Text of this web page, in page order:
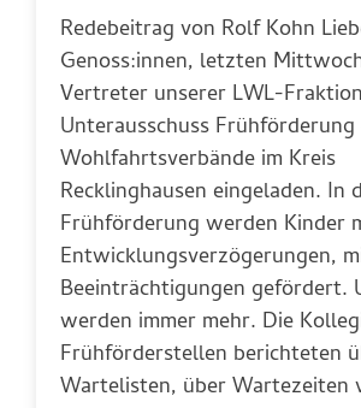
Redebeitrag von Rolf Kohn
Genoss:innen, letzten
Vertreter unserer LWL-
Unterausschuss
Wohlfahrtsverbände im Kreis
Recklinghausen eingeladen. In
Frühförderung werden Kinder
Entwicklungsverzögerungen,
Beeinträchtigungen gefördert.
werden immer mehr. Die
Frühförderstellen berichteten
Wartelisten, über Wartezeiten